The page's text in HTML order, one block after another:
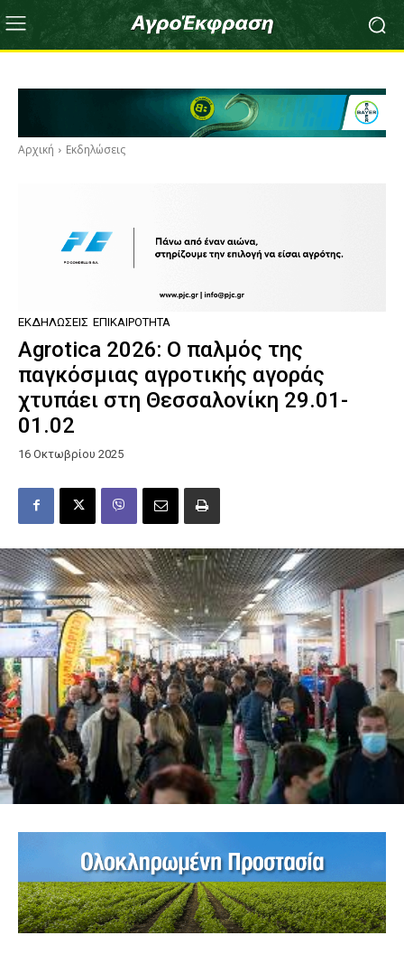
Αρχική Εκδηλώσεις
ΕΚΔΗΛΏΣΕΙΣ ΕΠΙΚΑΙΡΌΤΗΤΑ
Agrotica 2026: Ο παλμός της
παγκόσμιας αγροτικής αγοράς
χτυπάει στη Θεσσαλονίκη 29.01-
01.02
16 Οκτωβρίου 2025